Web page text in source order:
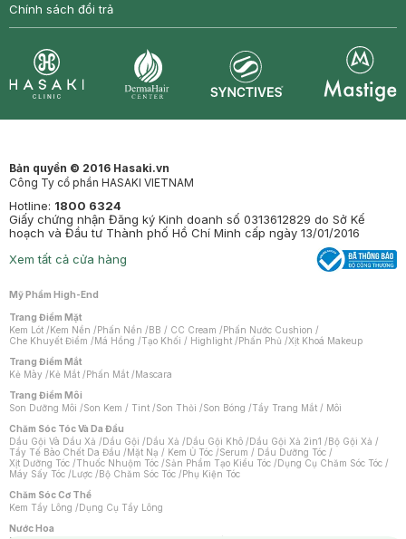
Chính sách đổi trả
Bản quyền © 2016 Hasaki.vn
Công Ty cổ phần HASAKI VIETNAM
Hotline: 1800 6324
Giấy chứng nhận Đăng ký Kinh doanh số 0313612829 do Sở Kế
hoạch và Đầu tư Thành phố Hồ Chí Minh cấp ngày 13/01/2016
Xem tất cả cửa hàng
Mỹ Phẩm High-End
Trang Điểm Mặt
Kem Lót /Kem Nền /Phấn Nền /BB / CC Cream /Phấn Nước Cushion /
Che Khuyết Điểm /Má Hồng /Tạo Khối / Highlight /Phấn Phủ /Xịt Khoá Makeup
Trang Điểm Mắt
Kẻ Mày /Kẻ Mắt /Phấn Mắt /Mascara
Trang Điểm Môi
Son Dưỡng Môi /Son Kem / Tint /Son Thỏi /Son Bóng /Tẩy Trang Mắt / Môi
Chăm Sóc Tóc Và Da Đầu
Dầu Gội Và Dầu Xả /Dầu Gội /Dầu Xả /Dầu Gội Khô /Dầu Gội Xả 2in1 /Bộ Gội Xả /
Tẩy Tế Bào Chết Da Đầu /Mặt Nạ / Kem Ủ Tóc /Serum / Dầu Dưỡng Tóc /
Xịt Dưỡng Tóc /Thuốc Nhuộm Tóc /Sản Phẩm Tạo Kiểu Tóc /Dụng Cụ Chăm Sóc Tóc /
Máy Sấy Tóc /Lược /Bộ Chăm Sóc Tóc /Phụ Kiện Tóc
Chăm Sóc Cơ Thể
Kem Tẩy Lông /Dụng Cụ Tẩy Lông
Nước Hoa